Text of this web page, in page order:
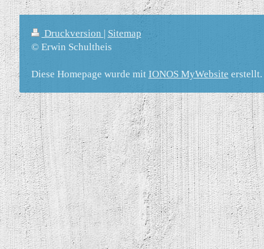
Druckversion
Sitemap
© Erwin Schultheis
Diese Homepage wurde mit IONOS MyWebsite erstellt.